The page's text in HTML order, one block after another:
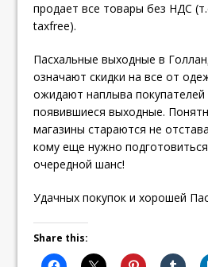
продает все товары без НДС
taxfree).
Пасхальные выходные в
означают скидки на все от
ожидают наплыва покупателей
появившиеся выходные.
магазины стараются не
кому еще нужно
очередной шанс!
Удачных покупок и хорошей
Share this: